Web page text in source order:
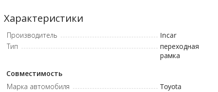
Характеристики
Производитель
Incar
Тип
переходная
рамка
Совместимость
Марка автомобиля
Toyota